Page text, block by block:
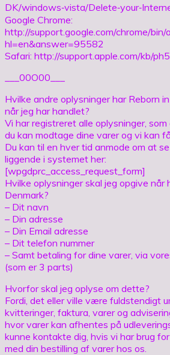
DK/windows‐vista/
Google Chrome:
http://support.google.com/chrome/bin/
hl=en&answer=95582
Safari: http://support.apple.com/kb/
___00O00___
Hvilke andre oplysninger har Reborn
når jeg har handlet?
Vi har registreret alle oplysninger,
du kan modtage dine varer og vi kan
Du kan til en hver tid anmode om at
liggende i systemet her:
[wpgdprc_access_request_form]
Hvilke oplysninger skal jeg opgive når
Denmark?
– Dit navn
– Din adresse
– Din Email adresse
– Dit telefon nummer
– Samt betaling for dine varer, via
(som er 3 parts)
Hvorfor skal jeg oplyse om dette?
Fordi, det eller ville være fuldstendigt
kvitteringer, faktura, varer og
hvor varer kan afhentes på
kunne kontakte dig, hvis vi har brug
med din bestilling af varer hos os.